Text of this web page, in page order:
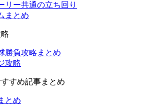
リー共通の立ち回り
まとめ
勝負攻略まとめ
攻略
すめ記事まとめ
とめ